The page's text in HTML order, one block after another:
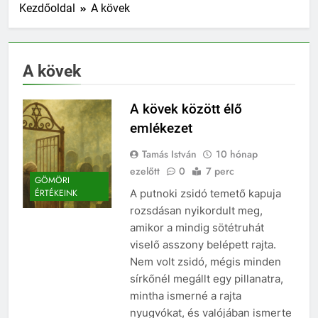
Kezdőoldal A kövek
A kövek
GÖMÖRI
ÉRTÉKEINK
A kövek között élő
emlékezet
Tamás István
10 hónap
ezelőtt
0 7 perc
A putnoki zsidó temető kapuja
rozsdásan nyikordult meg,
amikor a mindig sötétruhát
viselő asszony belépett rajta.
Nem volt zsidó, mégis minden
sírkőnél megállt egy pillanatra,
mintha ismerné a rajta
nyugvókat, és valójában ismerte